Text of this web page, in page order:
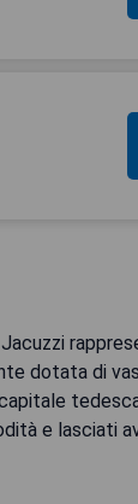
dotata di
e lasciati